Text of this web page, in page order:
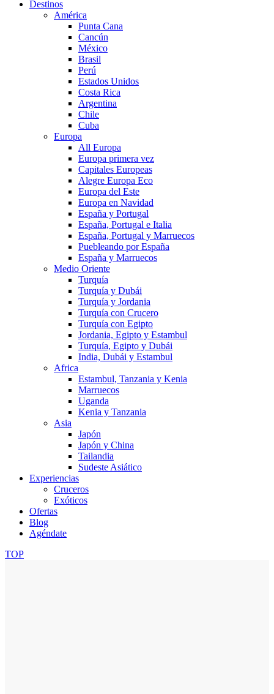
Destinos
América
Punta Cana
Cancún
México
Brasil
Perú
Estados Unidos
Costa Rica
Argentina
Chile
Cuba
Europa
All Europa
Europa primera vez
Capitales Europeas
Alegre Europa Eco
Europa del Este
Europa en Navidad
España y Portugal
España, Portugal e Italia
España, Portugal y Marruecos
Puebleando por España
España y Marruecos
Medio Oriente
Turquía
Turquía y Dubái
Turquía y Jordania
Turquía con Crucero
Turquía con Egipto
Jordania, Egipto y Estambul
Turquía, Egipto y Dubái
India, Dubái y Estambul
Africa
Estambul, Tanzania y Kenia
Marruecos
Uganda
Kenia y Tanzania
Asia
Japón
Japón y China
Tailandia
Sudeste Asiático
Experiencias
Cruceros
Exóticos
Ofertas
Blog
Agéndate
TOP